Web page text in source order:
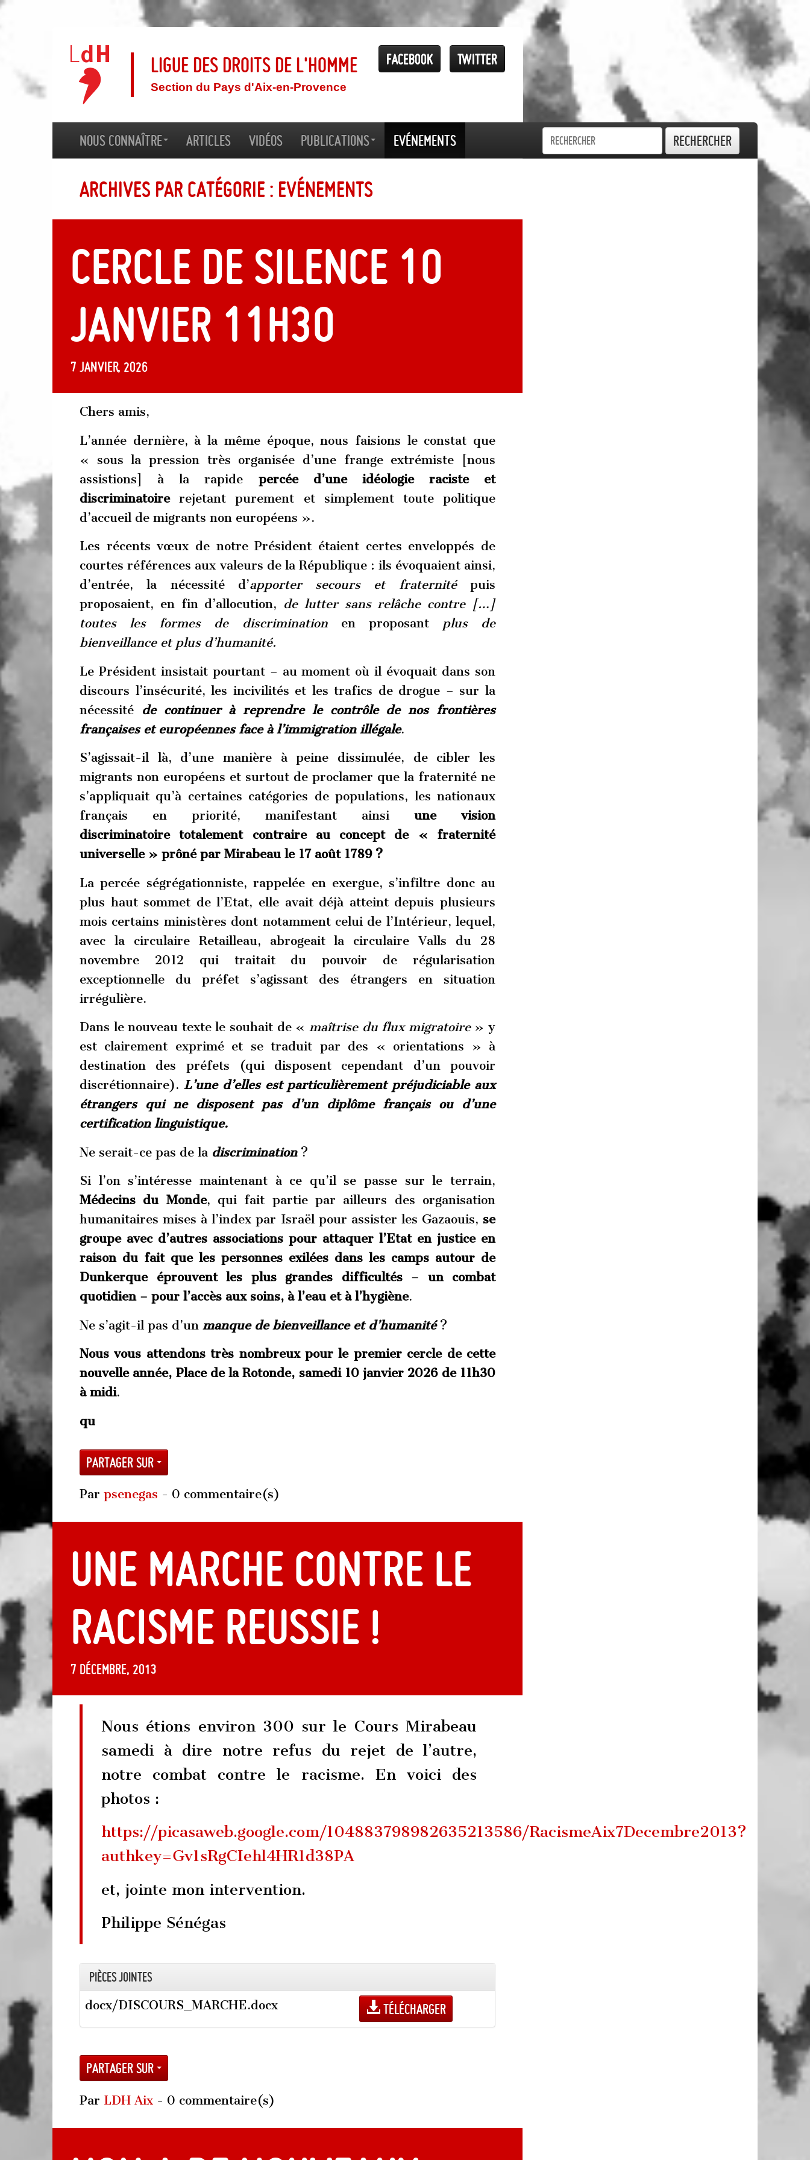
Twitter
Facebook
Ligue des droits de l'Homme
Section du Pays d'Aix-en-Provence
Nous connaître Articles Vidéos Publications Evénements Rechercher
Archives par catégorie : Evénements
CERCLE DE SILENCE 10
janvier 11h30
7 janvier, 2026
Chers amis,
L’année dernière, à la même époque, nous faisions le constat que
« sous la pression très organisée d’une frange extrémiste [nous
assistions] à la rapide percée d’une idéologie raciste et
discriminatoirerejetant purement et simplement toute politique
d’accueil de migrants non européens ».
Les récents vœux de notre Président étaient certes enveloppés de
courtes références aux valeurs de la République : ils évoquaient ainsi,
d’entrée, la nécessité d’apporter secours et fraternitépuis
proposaient, en fin d’allocution, de lutter sans relâche contre […]
toutes les formes de discriminationen proposantplus de
bienveillance et plus d’humanité.
Le Président insistait pourtant – au moment où il évoquait dans son
discours l’insécurité, les incivilités et les trafics de drogue – sur la
nécessité de continuer à reprendre le contrôle de nos frontières
françaises et européennes face à l’immigration illégale.
S’agissait-il là, d’une manière à peine dissimulée, de cibler les
migrants non européens et surtout de proclamer que la fraternité ne
s’appliquait qu’à certaines catégories de populations, les nationaux
français en priorité, manifestant ainsi une vision
discriminatoire totalement contraire au concept de « fraternité
universelle » prôné par Mirabeau le 17 août 1789 ?
La percée ségrégationniste, rappelée en exergue, s’infiltre donc au
plus haut sommet de l’Etat, elle avait déjà atteint depuis plusieurs
mois certains ministères dont notamment celui de l’Intérieur, lequel,
avec la circulaire Retailleau, abrogeait la circulaire Valls du 28
novembre 2012 qui traitait du pouvoir de régularisation
exceptionnelle du préfet s’agissant des étrangers en situation
irrégulière.
Dans le nouveau texte le souhait de « maîtrise du flux migratoire» y
est clairement exprimé et se traduit par des « orientations » à
destination des préfets (qui disposent cependant d’un pouvoir
discrétionnaire). L’une d’elles est particulièrement préjudiciable aux
étrangers qui ne disposent pas d’un diplôme français ou d’une
certification linguistique.
Ne serait-ce pas de la discrimination?
Si l’on s’intéresse maintenant à ce qu’il se passe sur le terrain,
Médecins du Monde, qui fait partie par ailleurs des organisation
humanitaires mises à l’index par Israël pour assister les Gazaouis, se
groupe avec d’autres associations pour attaquer l’Etat en justice en
raison du fait que les personnes exilées dans les camps autour de
Dunkerque éprouvent les plus grandes difficultés – un combat
quotidien – pour l’accès aux soins, à l’eau et à l’hygiène.
Ne s’agit-il pas d’un manque de bienveillance et d’humanité?
Nous vous attendons très nombreux pour le premier cercle de cette
nouvelle année, Place de la Rotonde, samedi 10 janvier 2026 de 11h30
à midi.
qu
Partager sur
Par psenegas - 0 commentaire(s)
Une MARCHE contre le
RACISME REUSSIE !
7 décembre, 2013
Nous étions environ 300 sur le Cours Mirabeau
samedi à dire notre refus du rejet de l’autre,
notre combat contre le racisme. En voici des
photos :
https://picasaweb.google.com/104883798982635213586/RacismeAix7Decembre2013?
authkey=Gv1sRgCIehl4HR1d38PA
et, jointe mon intervention.
Philippe Sénégas
Pièces jointes
docx/DISCOURS_MARCHE.docx
Télécharger
Partager sur
Par LDH Aix - 0 commentaire(s)